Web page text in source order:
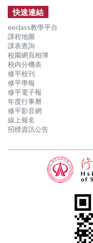
快速連結
eeclass教學平台
課程地圖
課表查詢
校園網頁相簿
校內分機表
修平校刊
修平學報
修平電子報
年度行事曆
修平影音網
線上報名
招標資訊公告